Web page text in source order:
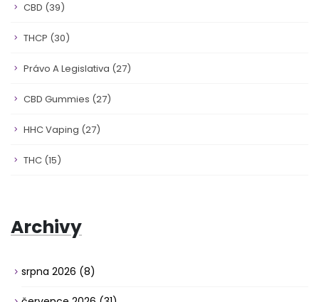
CBD (39)
THCP (30)
Právo A Legislativa (27)
CBD Gummies (27)
HHC Vaping (27)
THC (15)
Archivy
srpna 2026 (8)